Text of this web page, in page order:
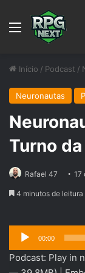
Menu
Início / Podcast /
Neuronautas
Turno
Rafael 47 17
4 minutos de leitura
Tocador
de
áudio
00:00
Podcast: Play in